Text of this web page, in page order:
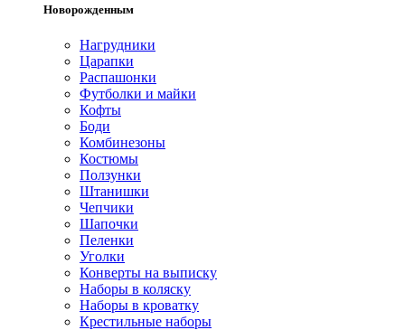
Новорожденным
Нагрудники
Царапки
Распашонки
Футболки и майки
Кофты
Боди
Комбинезоны
Костюмы
Ползунки
Штанишки
Чепчики
Шапочки
Пеленки
Уголки
Конверты на выписку
Наборы в коляску
Наборы в кроватку
Крестильные наборы